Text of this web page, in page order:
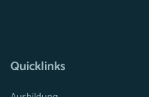
Quicklinks